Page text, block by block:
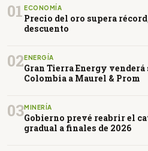
01 ECONOMÍA
Precio del oro supera
descuento
02 ENERGÍA
Gran Tierra Energy
Colombia a Maurel & Prom
03MINERÍA
Gobierno prevé reabrir el
gradual a finales de 2026